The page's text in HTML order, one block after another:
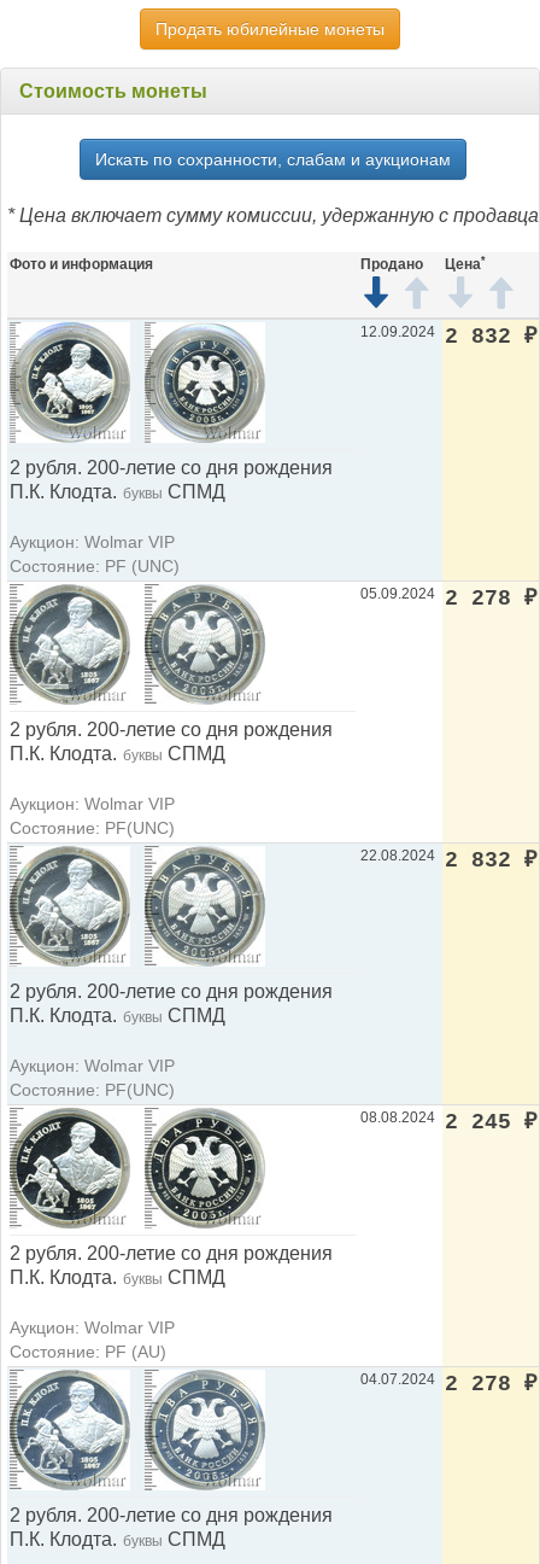
Продать юбилейные монеты
Стоимость монеты
Искать по сохранности, слабам и аукционам
* Цена включает сумму комиссии, удержанную с продавца
Фото и информация Продано Цена*
2 рубля. 200-летие со дня рождения
П.К. Клодта. буквы СПМД
Аукцион: Wolmar VIP
Состояние: PF (UNC)
12.09.2024 2 832 ₽
2 рубля. 200-летие со дня рождения
П.К. Клодта. буквы СПМД
Аукцион: Wolmar VIP
Состояние: PF(UNC)
05.09.2024 2 278 ₽
2 рубля. 200-летие со дня рождения
П.К. Клодта. буквы СПМД
Аукцион: Wolmar VIP
Состояние: PF(UNC)
22.08.2024 2 832 ₽
2 рубля. 200-летие со дня рождения
П.К. Клодта. буквы СПМД
Аукцион: Wolmar VIP
Состояние: PF (AU)
08.08.2024 2 245 ₽
2 рубля. 200-летие со дня рождения
П.К. Клодта. буквы СПМД
04.07.2024 2 278 ₽